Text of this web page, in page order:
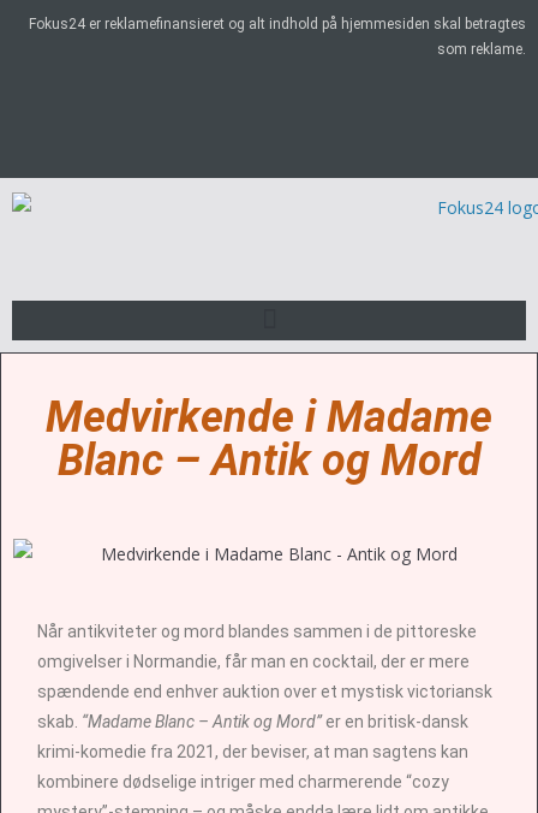
Fokus24 er reklamefinansieret og alt indhold på hjemmesiden skal betragtes
som reklame.
Medvirkende i Madame
Blanc – Antik og Mord
Når antikviteter og mord blandes sammen i de pittoreske
omgivelser i Normandie, får man en cocktail, der er mere
spændende end enhver auktion over et mystisk victoriansk
skab. “Madame Blanc – Antik og Mord”er en britisk-dansk
krimi-komedie fra 2021, der beviser, at man sagtens kan
kombinere dødselige intriger med charmerende “cozy